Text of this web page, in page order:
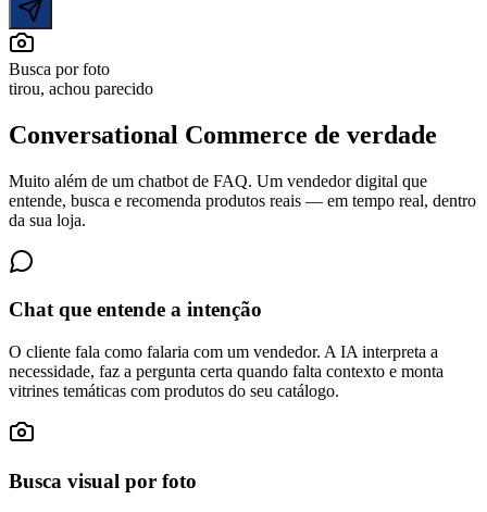
Busca por foto
tirou, achou parecido
Conversational Commerce de verdade
Muito além de um chatbot de FAQ. Um vendedor digital que
entende, busca e recomenda produtos reais — em tempo real, dentro
da sua loja.
Chat que entende a intenção
O cliente fala como falaria com um vendedor. A IA interpreta a
necessidade, faz a pergunta certa quando falta contexto e monta
vitrines temáticas com produtos do seu catálogo.
Busca visual por foto